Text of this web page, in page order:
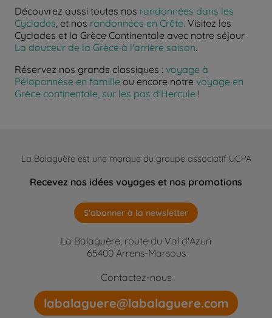
Découvrez aussi toutes nos randonnées dans les
Cyclades, et nos randonnées en Crête. Visitez les
Cyclades et la Grèce Continentale avec notre séjour
La douceur de la Grèce à l'arrière saison.
Réservez nos grands classiques : voyage à
Péloponnèse en famille ou encore notre voyage en
Grèce continentale, sur les pas d'Hercule !
La Balaguère est une marque du groupe associatif UCPA
Recevez nos idées voyages et nos promotions
S'abonner à la newsletter
La Balaguère, route du Val d'Azun
65400 Arrens-Marsous
Contactez-nous
labalaguere@labalaguere.com